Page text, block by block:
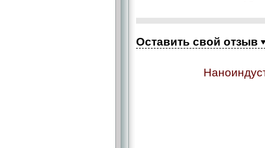
Оставить свой отзыв